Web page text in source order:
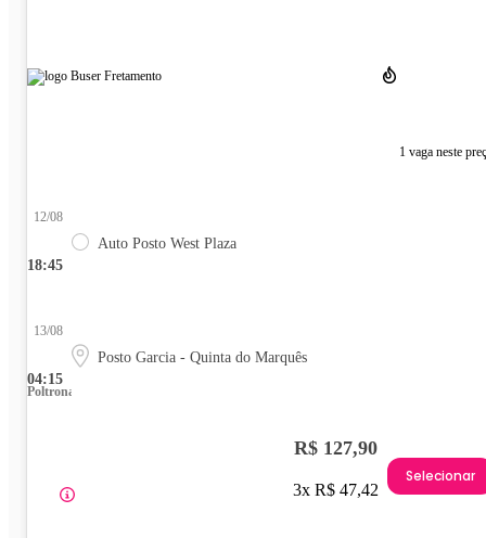
1 vaga neste
18:45
12/08
Auto Posto West Plaza
04:15
13/08
Posto Garcia - Quinta do Marquês
Poltrona
R$ 127,90
3x R$ 47,42
Selecionar